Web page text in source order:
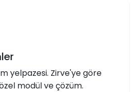
yelpazesi. Zirve'ye göre
modül ve çözüm.